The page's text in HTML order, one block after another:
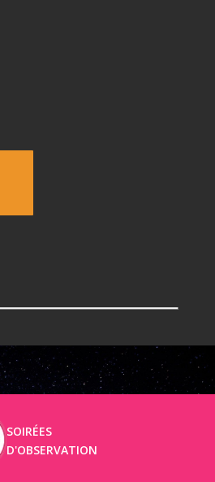
SOIRÉES
D'OBSERVATION